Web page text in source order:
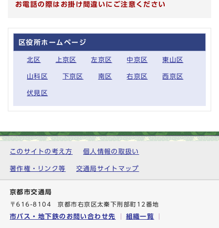
お電話の際はお掛け間違いにご注意ください
区役所ホームページ
北区 上京区 左京区 中京区 東山区
山科区 下京区 南区 右京区 西京区
伏見区
このサイトの考え方 個人情報の取扱い
著作権・リンク等 交通局サイトマップ
京都市交通局
〒616-8104 京都市右京区太秦下刑部町12番地
市バス・地下鉄のお問い合わせ先 組織一覧